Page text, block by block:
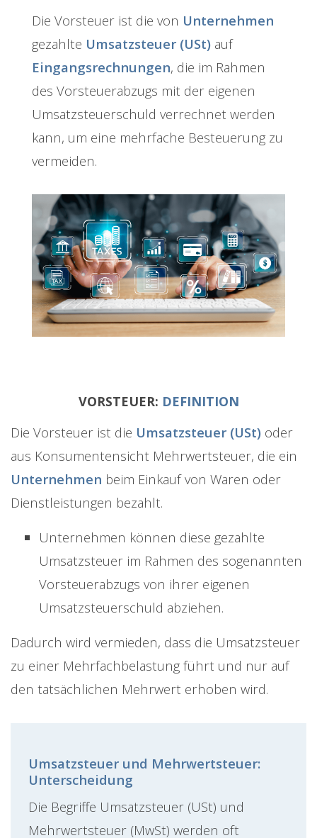
Die Vorsteuer ist die von Unternehmen
gezahlte Umsatzsteuer (USt) auf
Eingangsrechnungen, die im Rahmen
des Vorsteuerabzugs mit der eigenen
Umsatzsteuerschuld verrechnet werden
kann, um eine mehrfache Besteuerung zu
vermeiden.
VORSTEUER: DEFINITION
Die Vorsteuer ist die Umsatzsteuer (USt) oder
aus Konsumentensicht Mehrwertsteuer, die ein
Unternehmen beim Einkauf von Waren oder
Dienstleistungen bezahlt.
Unternehmen können diese gezahlte
Umsatzsteuer im Rahmen des sogenannten
Vorsteuerabzugs von ihrer eigenen
Umsatzsteuerschuld abziehen.
Dadurch wird vermieden, dass die Umsatzsteuer
zu einer Mehrfachbelastung führt und nur auf
den tatsächlichen Mehrwert erhoben wird.
Umsatzsteuer und Mehrwertsteuer:
Unterscheidung
Die Begriffe Umsatzsteuer (USt) und
Mehrwertsteuer (MwSt) werden oft